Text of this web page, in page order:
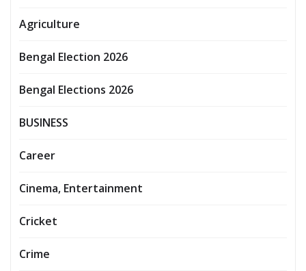
Agriculture
Bengal Election 2026
Bengal Elections 2026
BUSINESS
Career
Cinema, Entertainment
Cricket
Crime